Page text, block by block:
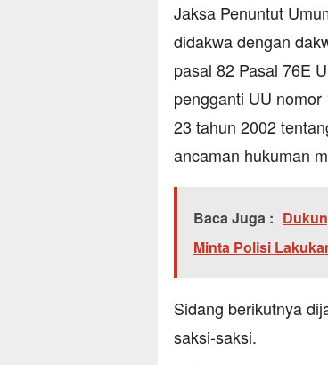
Jaksa Penuntut
didakwa dengan
pasal 82 Pasal 76E
pengganti UU
23 tahun 2002
ancaman hukuman
Baca Juga :
Minta Polisi
Sidang berikutnya
saksi-saksi.